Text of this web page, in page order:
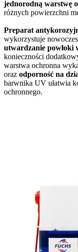
jednorodną warstwę
różnych powierzchni
Preparat
wykorzystuje
utwardzanie powłoki
konieczności
warstwa ochronna
oraz odporność na
barwnika UV ułatwia
ochronnego.